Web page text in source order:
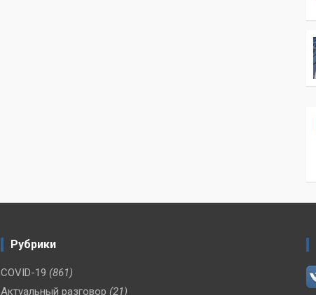
Рубрики
COVID-19 (861)
Актуальный разговор (21)